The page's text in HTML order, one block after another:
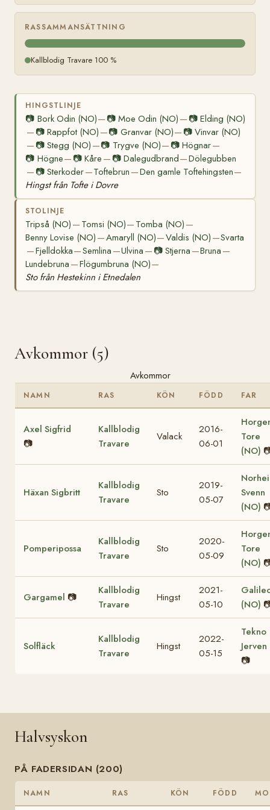
RASSAMMANSÄTTNING
Kallblodig Travare 100 %
HINGSTLINJE
📷 Bork Odin (NO)— 📷Moe Odin (NO) — 📷 Elding (NO)
— 📷Rappfot (NO) —📷 Granvar (NO)— 📷Vinvar (NO)
— 📷Stegg (NO) —📷 Trygve (NO)— 📷Högnar—
📷 Högne— 📷Kåre — 📷 Dalegudbrand—Dölegubben
— 📷Sterkoder—Toftebrun —Den gamle Toftehingsten—
Hingst från Tofte i Dovre
STOLINJE
Tripså (NO) — Tomsi (NO)— Tomba (NO) —
Benny Lovise (NO) —Amaryll (NO)—Valdis (NO) —Svarta
—Fjelldokka—Semlina —Ulvina — 📷Stjerna —Bruna —
Lundebruna —Flögumbruna (NO)—
Sto från Hestekinn i Etnedalen
Avkommor (5)
Avkommor
NAMN RAS KÖN FÖDD FAR
Axel Sigfrid
📷
Kallblodig
Travare
Valack
2016-
06-01
Tore
(NO)
Häxan Sigbritt
Kallblodig
Travare
Sto
2019-
05-07
Svenn
(NO)
Pomperipossa
Kallblodig
Travare
Sto
2020-
05-09
Tore
(NO)
Gargamel 📷
Kallblodig
Travare
Hingst
2021-
05-10
(NO)
Solfläck
Kallblodig
Travare
Hingst
2022-
05-15
Tekno
Jerven
📷
Halvsyskon
PÅ FADERSIDAN (200)
NAMN RAS KÖN FÖDD